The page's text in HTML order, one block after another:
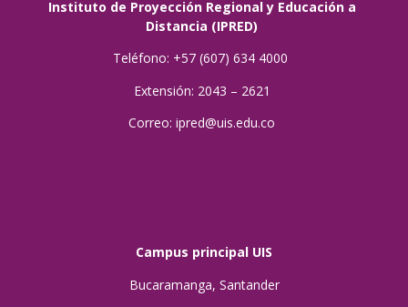
Instituto de Proyección Regional y Educación a
Distancia (IPRED)
Teléfono: +57 (607) 634 4000
Extensión: 2043 – 2621
Correo: ipred@uis.edu.co
Campus principal UIS
Bucaramanga, Santander